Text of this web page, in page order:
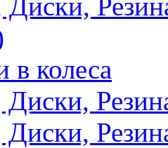
в колеса
Диски,
Диски,